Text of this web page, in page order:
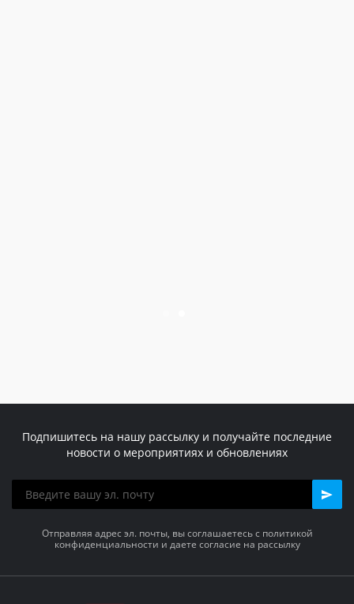
Подпишитесь на нашу рассылку и получайте последние
новости о мероприятиях и обновлениях
Отправляя адрес эл. почты, вы соглашаетесь с политикой
конфиденциальности и даете согласие на рассылку